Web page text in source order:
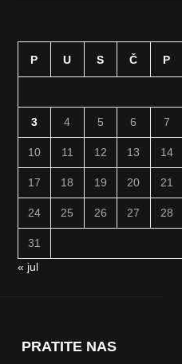
P U S Č P
3 4 5 6 7
10 11 12 13 14
17 18 19 20 21
24 25 26 27 28
31
« jul
PRATITE NAS